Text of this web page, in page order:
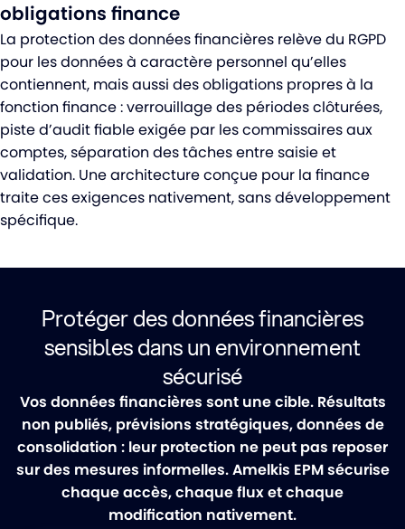
obligations finance
La protection des données financières relève du RGPD
pour les données à caractère personnel qu’elles
contiennent, mais aussi des obligations propres à la
fonction finance : verrouillage des périodes clôturées,
piste d’audit fiable exigée par les commissaires aux
comptes, séparation des tâches entre saisie et
validation. Une architecture conçue pour la finance
traite ces exigences nativement, sans développement
spécifique.
Protéger des données financières
sensibles dans un environnement
sécurisé
Vos données financières sont une cible. Résultats
non publiés, prévisions stratégiques, données de
consolidation : leur protection ne peut pas reposer
sur des mesures informelles. Amelkis EPM sécurise
chaque accès, chaque flux et chaque
modification nativement.